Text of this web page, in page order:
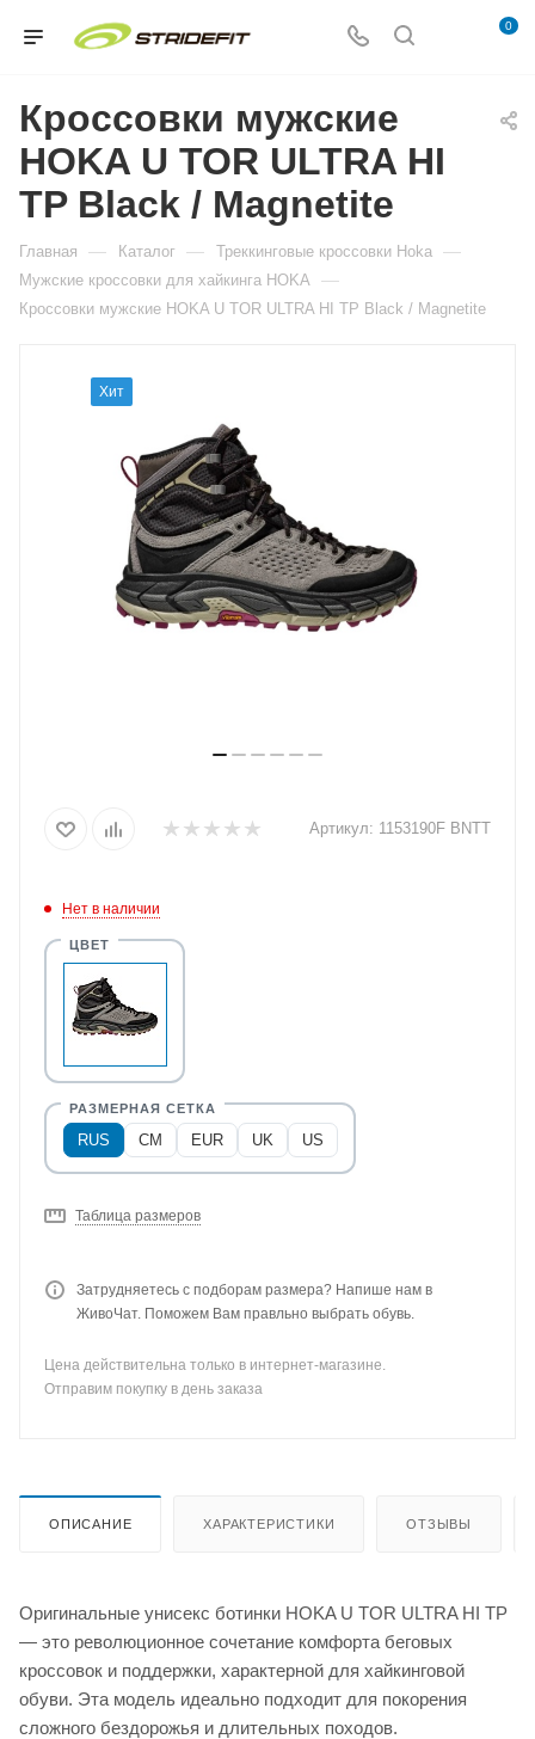
0
Кроссовки мужские
HOKA U TOR ULTRA HI
TP Black / Magnetite
Главная — Каталог — Треккинговые кроссовки Hoka —
Мужские кроссовки для хайкинга HOKA —
Кроссовки мужские HOKA U TOR ULTRA HI TP Black / Magnetite
Хит
Артикул: 1153190F BNTT
Нет в наличии
RUS CM EUR UK US
Таблица размеров
Затрудняетесь с подборам размера? Напише нам в
ЖивоЧат. Поможем Вам правльно выбрать обувь.
Цена действительна только в интернет-магазине.
Отправим покупку в день заказа
ОПИСАНИЕ ХАРАКТЕРИСТИКИ ОТЗЫВЫ
Оригинальные унисекс ботинки HOKA U TOR ULTRA HI TP
— это революционное сочетание комфорта беговых
кроссовок и поддержки, характерной для хайкинговой
обуви. Эта модель идеально подходит для покорения
сложного бездорожья и длительных походов.